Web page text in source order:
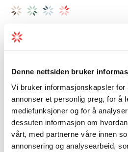
Denne nettsiden bruker
Vi bruker informasjonskapsler for
annonser et personlig preg, for å
mediefunksjoner og for å
dessuten informasjon om
vårt, med partnerne våre innen
annonsering og analysearbeid,